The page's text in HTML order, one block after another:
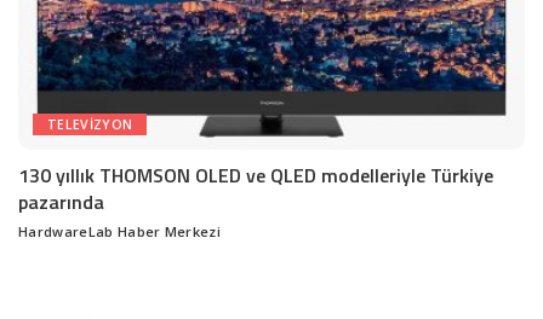
TELEVIZYON
130 yıllık THOMSON OLED ve QLED modelleriyle Türkiye
pazarında
Posted
HardwareLab Haber Merkezi